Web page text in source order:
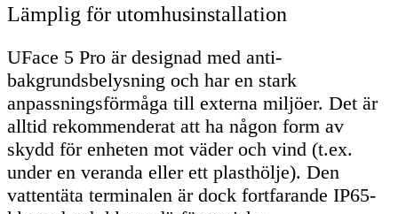
Lämplig för utomhusinstallation
UFace 5 Pro är designad med anti-
bakgrundsbelysning och har en stark
anpassningsförmåga till externa miljöer. Det är
alltid rekommenderat att ha någon form av
skydd för enheten mot väder och vind (t.ex.
under en veranda eller ett plasthölje). Den
vattentäta terminalen är dock fortfarande IP65-